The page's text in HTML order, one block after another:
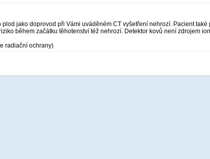
plod jako doprovod při Vámi uváděném CT vyšetření nehrozí. Pacient
během začátku těhotenství též nehrozí. Detektor kovů není zdrojem
radiační ochrany)